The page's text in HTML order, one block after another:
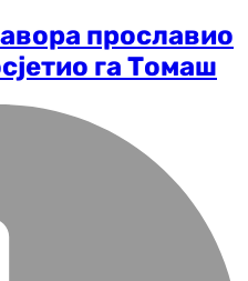
прославио
га Томаш